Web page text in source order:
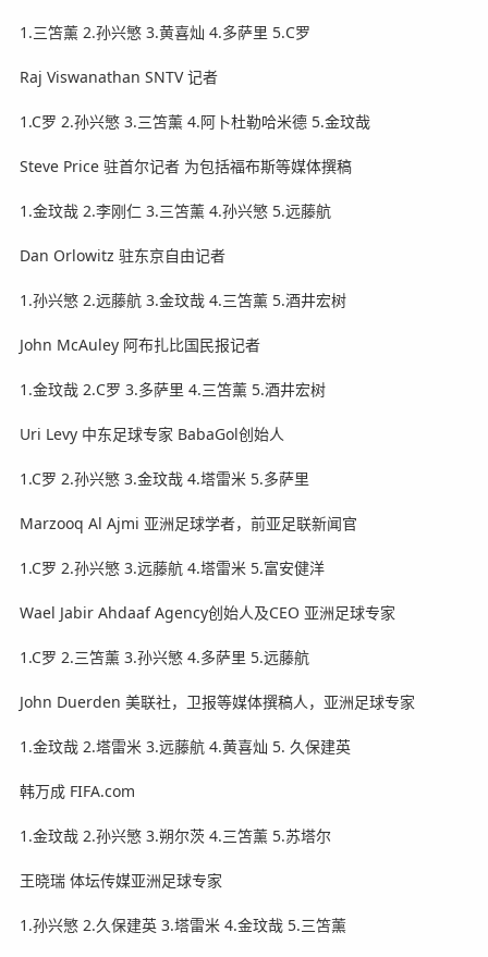
1.三笘薰 2.孙兴慜 3.黄喜灿 4.多萨里 5.C罗
Raj Viswanathan SNTV 记者
1.C罗 2.孙兴慜 3.三笘薰 4.阿卜杜勒哈米德 5.金玟哉
Steve Price 驻首尔记者 为包括福布斯等媒体撰稿
1.金玟哉 2.李刚仁 3.三笘薰 4.孙兴慜 5.远藤航
Dan Orlowitz 驻东京自由记者
1.孙兴慜 2.远藤航 3.金玟哉 4.三笘薰 5.酒井宏树
John McAuley 阿布扎比国民报记者
1.金玟哉 2.C罗 3.多萨里 4.三笘薰 5.酒井宏树
Uri Levy 中东足球专家 BabaGol创始人
1.C罗 2.孙兴慜 3.金玟哉 4.塔雷米 5.多萨里
Marzooq Al Ajmi 亚洲足球学者，前亚足联新闻官
1.C罗 2.孙兴慜 3.远藤航 4.塔雷米 5.富安健洋
Wael Jabir Ahdaaf Agency创始人及CEO 亚洲足球专家
1.C罗 2.三笘薰 3.孙兴慜 4.多萨里 5.远藤航
John Duerden 美联社，卫报等媒体撰稿人，亚洲足球专家
1.金玟哉 2.塔雷米 3.远藤航 4.黄喜灿 5. 久保建英
韩万成 FIFA.com
1.金玟哉 2.孙兴慜 3.朔尔茨 4.三笘薰 5.苏塔尔
王晓瑞 体坛传媒亚洲足球专家
1.孙兴慜 2.久保建英 3.塔雷米 4.金玟哉 5.三笘薰